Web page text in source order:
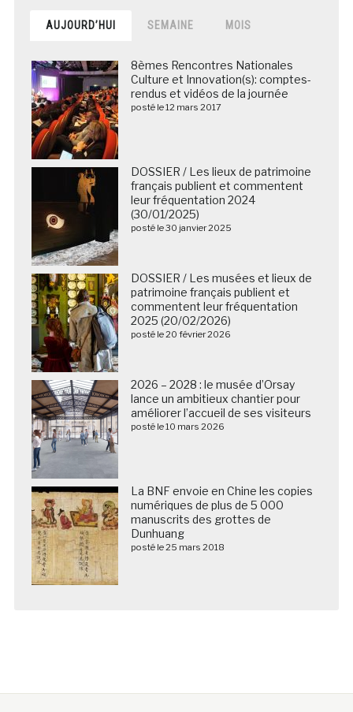
AUJOURD’HUI SEMAINE MOIS
8èmes Rencontres Nationales
Culture et Innovation(s): comptes-
rendus et vidéos de la journée
posté le 12 mars 2017
DOSSIER / Les lieux de patrimoine
français publient et commentent
leur fréquentation 2024
(30/01/2025)
posté le 30 janvier 2025
DOSSIER / Les musées et lieux de
patrimoine français publient et
commentent leur fréquentation
2025 (20/02/2026)
posté le 20 février 2026
2026 – 2028 : le musée d’Orsay
lance un ambitieux chantier pour
améliorer l’accueil de ses visiteurs
posté le 10 mars 2026
La BNF envoie en Chine les copies
numériques de plus de 5 000
manuscrits des grottes de
Dunhuang
posté le 25 mars 2018